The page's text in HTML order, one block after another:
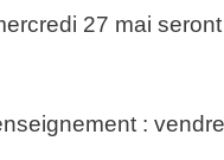
27 mai
: